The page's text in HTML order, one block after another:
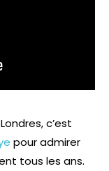
c’est
pour admirer
tous les ans.